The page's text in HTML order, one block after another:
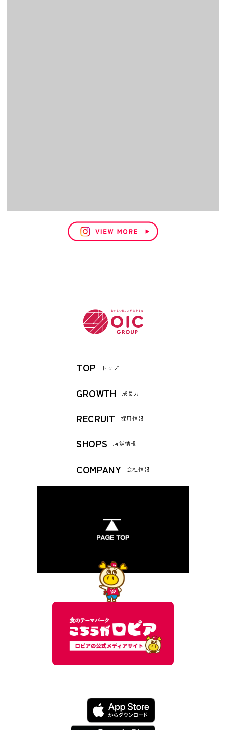
TOP トップ
GROWTH 成長力
RECRUIT 採用情報
SHOPS 店舗情報
COMPANY 会社情報